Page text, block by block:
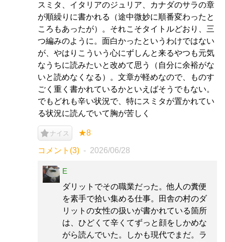
スミタ、イタリアのジュリア、カナダのサラの章
が順繰りに書かれる（途中微妙に順番変わったと
ころもあったが）。それこそタイトルどおり、三
つ編みのように。面白かったというわけではない
が、やはりこういう心にずしんと来るやつも元気
なうちに読みたいと改めて思う（自分に余裕がな
いと読めなくなる）。文章が軽めなので、ものす
ごく重く書かれているかといえばそうでもない。
でもどれも辛い状況で、特にスミタが置かれてい
る状況に読んでいて胸が苦しく
ナイス ★8
コメント(3) 2026/06/28
E
ダリットでその職業だった。他人の糞便
を素手で拾い集める仕事。田舎の村のダ
リットの女性の扱いが書かれている箇所
は、ひどくて辛くてずっと顔をしかめな
がら読んでいた。しかも現代でまだ。ラ